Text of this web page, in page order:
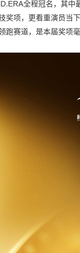
全程冠名，其中
奖项，更看重演员当
跑赛道，是本届奖项